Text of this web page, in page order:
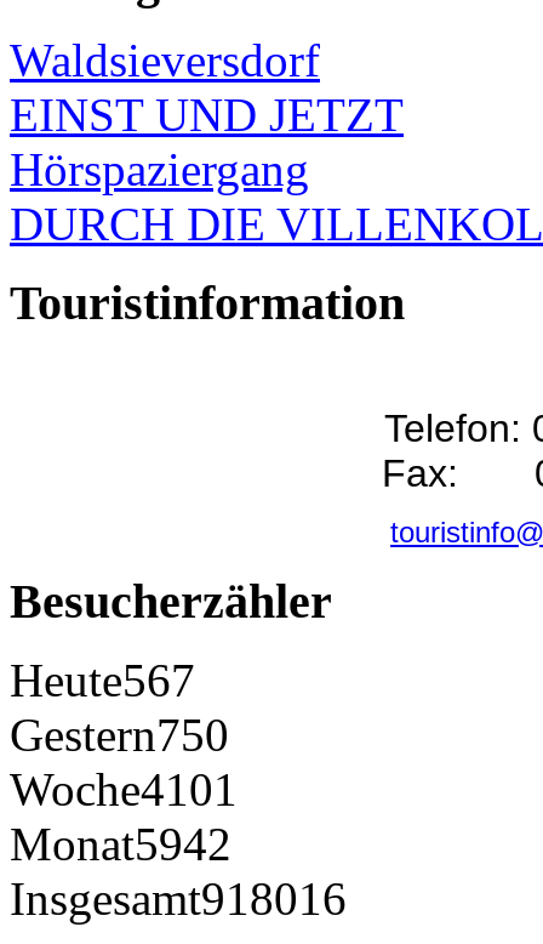
Waldsieversdorf
EINST UND JETZT
Hörspaziergang
DURCH DIE
Touristinformation
Telefon:
Fax:
Besucherzähler
Heute567
Gestern750
Woche4101
Monat5942
Insgesamt918016